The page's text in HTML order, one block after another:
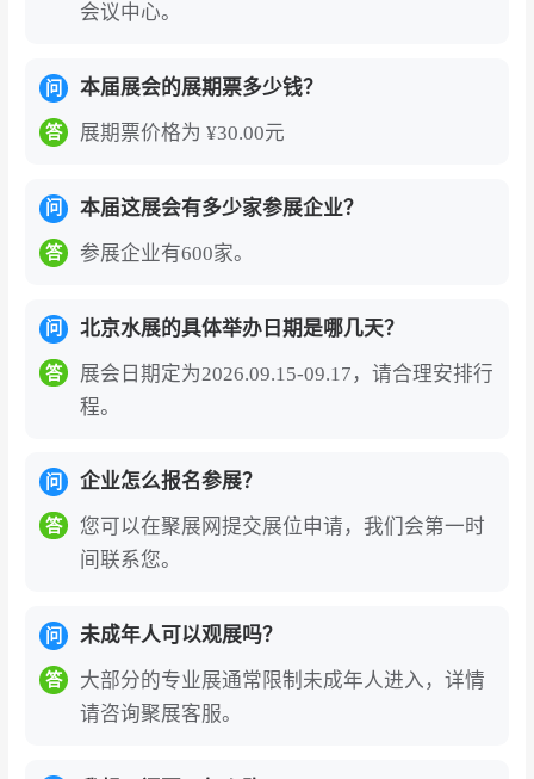
会议中心。
问 本届展会的展期票多少钱？
答 展期票价格为 ¥30.00元
问 本届这展会有多少家参展企业？
答 参展企业有600家。
问 北京水展的具体举办日期是哪几天？
答
展会日期定为2026.09.15-09.17，请合理安排行
程。
问 企业怎么报名参展？
答
您可以在聚展网提交展位申请，我们会第一时
间联系您。
问 未成年人可以观展吗？
答
大部分的专业展通常限制未成年人进入，详情
请咨询聚展客服。